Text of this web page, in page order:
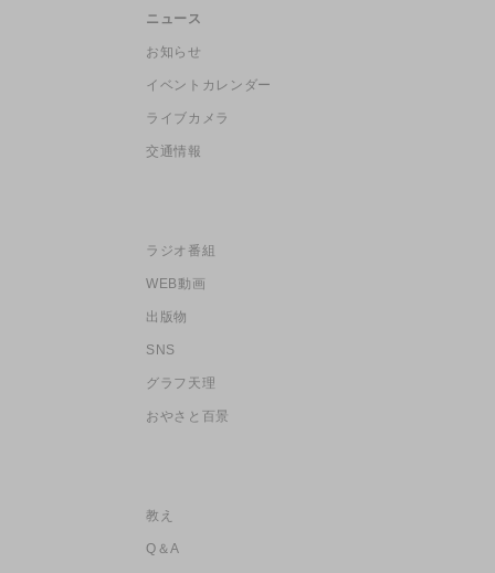
ニュース
お知らせ
イベントカレンダー
ライブカメラ
交通情報
ラジオ番組
WEB動画
出版物
SNS
グラフ天理
おやさと百景
教え
Q＆A